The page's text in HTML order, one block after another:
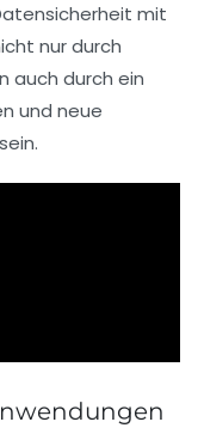
mit
nur durch
auch durch ein
und neue